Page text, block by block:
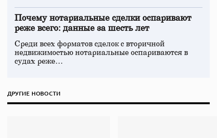
Почему нотариальные сделки оспаривают
реже всего: данные за шесть лет
Среди всех форматов сделок с вторичной
недвижимостью нотариальные оспариваются в
судах реже…
ДРУГИЕ НОВОСТИ